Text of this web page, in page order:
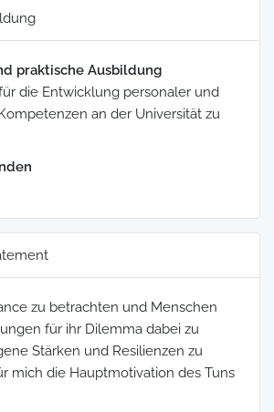
praktische Ausbildung
die Entwicklung personaler und
an der Universität zu
zu betrachten und Menschen
für ihr Dilemma dabei zu
Stärken und Resilienzen zu
mich die Hauptmotivation des Tuns